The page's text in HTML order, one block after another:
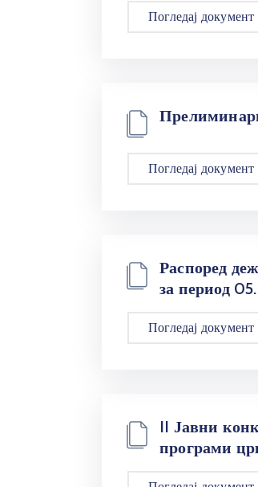
Погледај документ
Погледај документ
Распоред
за период
Погледај документ
II Јавни
програми